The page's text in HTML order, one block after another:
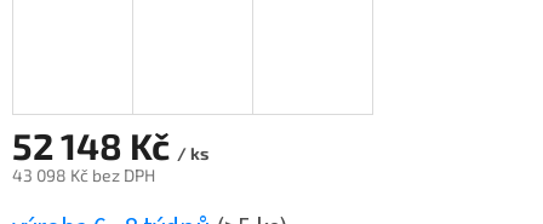
52 148 Kč / ks
43 098 Kč bez DPH